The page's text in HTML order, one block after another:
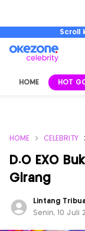
Scroll
HOME HOT
HOME CELEBRITY
D.O EXO
Girang
Lintang
Senin, 10 Juli